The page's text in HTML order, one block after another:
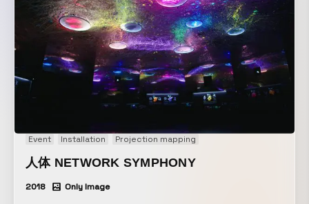
Event Installation Projection mapping
人体 NETWORK SYMPHONY
2018 Only Image